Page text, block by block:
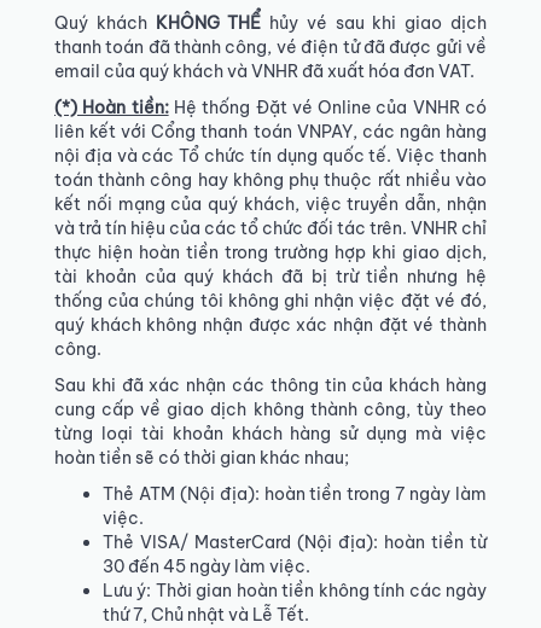
Quý khách KHÔNG THỂ hủy vé sau khi giao dịch
thanh toán đã thành công, vé điện tử đã được gửi về
email của quý khách và VNHR đã xuất hóa đơn VAT.
(*) Hoàn tiền:Hệ thống Đặt vé Online của VNHR có
liên kết với Cổng thanh toán VNPAY, các ngân hàng
nội địa và các Tổ chức tín dụng quốc tế. Việc thanh
toán thành công hay không phụ thuộc rất nhiều vào
kết nối mạng của quý khách, việc truyền dẫn, nhận
và trả tín hiệu của các tổ chức đối tác trên. VNHR chỉ
thực hiện hoàn tiền trong trường hợp khi giao dịch,
tài khoản của quý khách đã bị trừ tiền nhưng hệ
thống của chúng tôi không ghi nhận việc đặt vé đó,
quý khách không nhận được xác nhận đặt vé thành
công.
Sau khi đã xác nhận các thông tin của khách hàng
cung cấp về giao dịch không thành công, tùy theo
từng loại tài khoản khách hàng sử dụng mà việc
hoàn tiền sẽ có thời gian khác nhau;
Thẻ ATM (Nội địa): hoàn tiền trong 7 ngày làm
việc.
Thẻ VISA/ MasterCard (Nội địa): hoàn tiền từ
30 đến 45 ngày làm việc.
Lưu ý: Thời gian hoàn tiền không tính các ngày
thứ 7, Chủ nhật và Lễ Tết.